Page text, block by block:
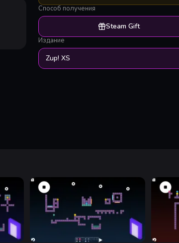
Способ получения
Steam Gift
Издание
Zup! XS